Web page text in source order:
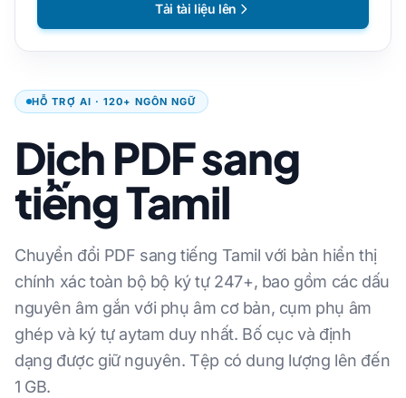
HỖ TRỢ AI · 120+ NGÔN NGỮ
Dịch PDF sang
tiếng Tamil
Chuyển đổi PDF sang tiếng Tamil với bản hiển thị
chính xác toàn bộ bộ ký tự 247+, bao gồm các dấu
nguyên âm gắn với phụ âm cơ bản, cụm phụ âm
ghép và ký tự aytam duy nhất. Bố cục và định
dạng được giữ nguyên. Tệp có dung lượng lên đến
1 GB.
Tải tài liệu lên